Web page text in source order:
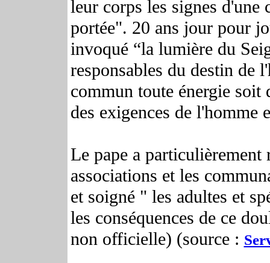
leur corps les signes d'une
portée". 20 ans jour pour
invoqué “la lumière du
responsables du destin de
commun toute énergie soit
des exigences de l'homme
Le pape a
associations et les
et soigné " les adultes et
les conséquences de ce
non officielle) (source :